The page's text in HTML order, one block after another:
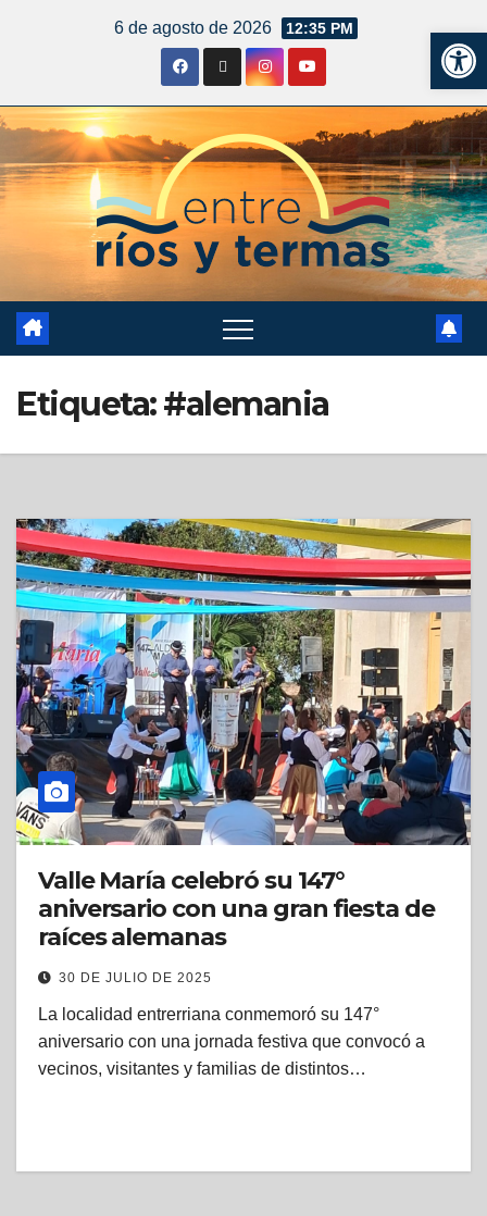
6 de agosto de 2026 12:35 PM
Etiqueta:#alemania
Valle María celebró su 147°
aniversario con una gran fiesta de
raíces alemanas
30 DE JULIO DE 2025
La localidad entrerriana conmemoró su 147°
aniversario con una jornada festiva que convocó a
vecinos, visitantes y familias de distintos…